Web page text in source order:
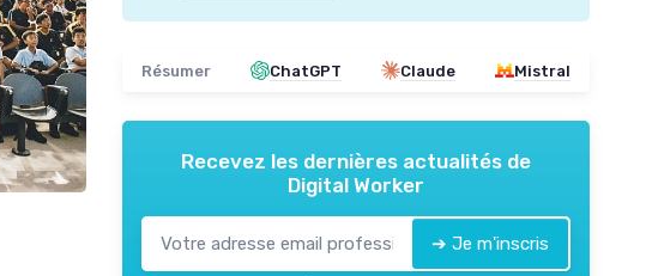
Résumer ChatGPT Claude Mistral
Recevez les dernières actualités de
Digital Worker
➔ Je m'inscris